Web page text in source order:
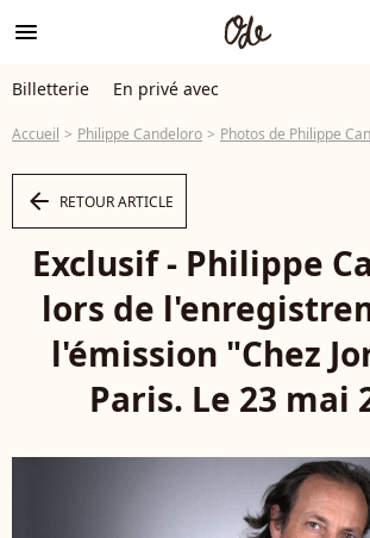
menu
Billetterie En privé avec
Accueil Philippe Candeloro Photos de Philippe
arrow_left RETOUR ARTICLE
Exclusif - Philippe
lors de
l'émission "Chez
Paris. Le 23 mai